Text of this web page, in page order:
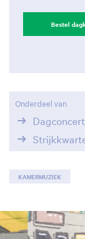
Bestel
Onderdeel van
KAMERMUZIEK
Overslaan